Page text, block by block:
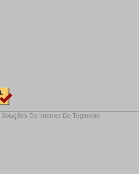
Soluções Do Internet De Tegtmeier